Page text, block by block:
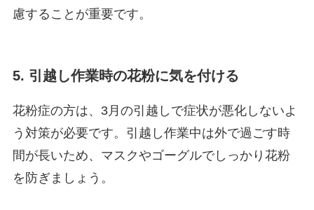
慮することが重要です。
5. 引越し作業時の花粉に気を付ける
花粉症の方は、3月の引越しで症状が悪化しないよ
う対策が必要です。引越し作業中は外で過ごす時
間が長いため、マスクやゴーグルでしっかり花粉
を防ぎましょう。